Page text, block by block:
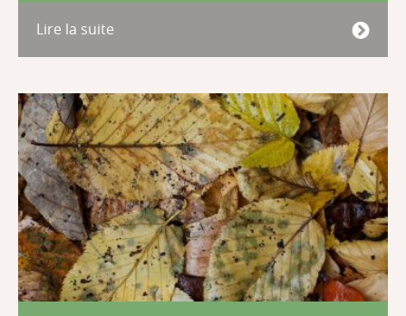
Lire la suite